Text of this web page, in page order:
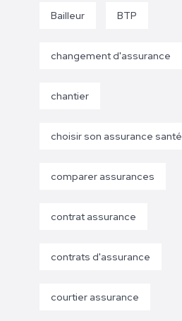
Bailleur BTP
changement d'assurance
chantier
choisir son assurance santé
comparer assurances
contrat assurance
contrats d'assurance
courtier assurance